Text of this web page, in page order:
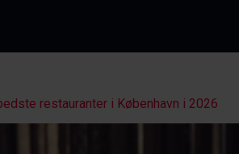
restauranter i København i 2026